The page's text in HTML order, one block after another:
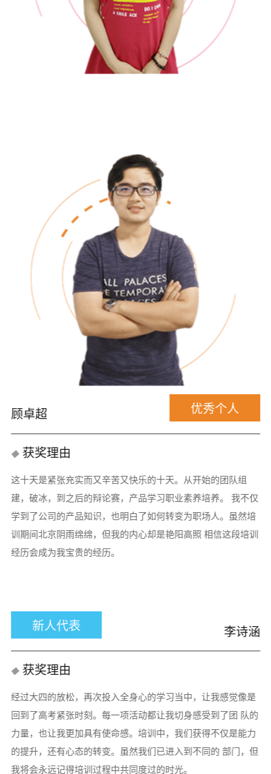
顾卓超 优秀个人
获奖理由
这十天是紧张充实而又辛苦又快乐的十天。从开始的团队组
建，破冰，到之后的辩论赛，产品学习职业素养培养。 我不仅
学到了公司的产品知识，也明白了如何转变为职场人。虽然培
训期间北京阴雨绵绵，但我的内心却是艳阳高照 相信这段培训
经历会成为我宝贵的经历。
新人代表 李诗涵
获奖理由
经过大四的放松，再次投入全身心的学习当中，让我感觉像是
回到了高考紧张时刻。每一项活动都让我切身感受到了团 队的
力量，也让我更加具有使命感。培训中，我们获得不仅是能力
的提升，还有心态的转变。虽然我们已进入到不同的 部门，但
我将会永远记得培训过程中共同度过的时光。